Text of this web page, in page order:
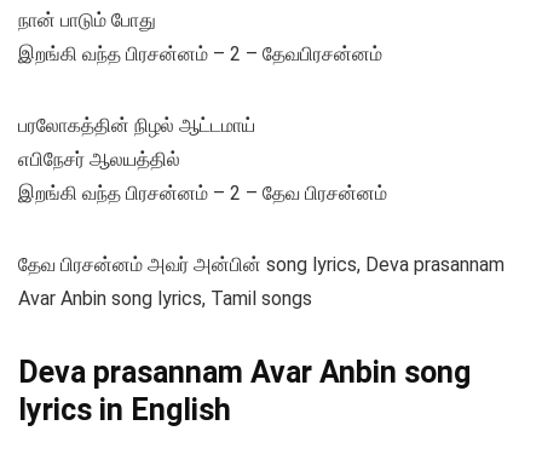
நான் பாடும் போது
இறங்கி வந்த பிரசன்னம் – 2 – தேவபிரசன்னம்
பரலோகத்தின் நிழல் ஆட்டமாய்
எபிநேசர் ஆலயத்தில்
இறங்கி வந்த பிரசன்னம் – 2 – தேவ பிரசன்னம்
தேவ பிரசன்னம் அவர் அன்பின் song lyrics, Deva prasannam
Avar Anbin song lyrics, Tamil songs
Deva prasannam Avar Anbin song
lyrics in English